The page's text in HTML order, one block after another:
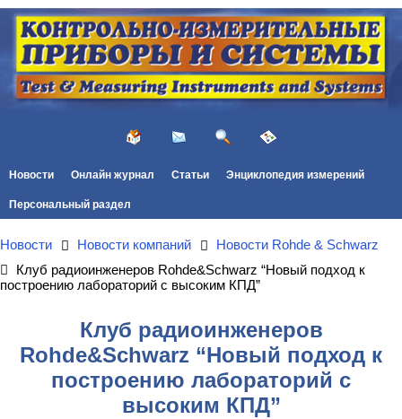
Новости Онлайн журнал Статьи Энциклопедия измерений
Персональный раздел
Новости Новости компаний
Новости Rohde & Schwarz
Клуб радиоинженеров Rohde&Schwarz “Новый подход к
построению лабораторий с высоким КПД”
Клуб радиоинженеров
Rohde&Schwarz “Новый подход к
построению лабораторий с
высоким КПД”